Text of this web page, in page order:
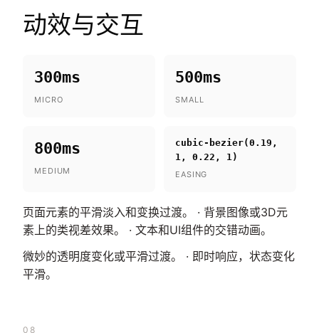
动效与交互
300ms
MICRO
500ms
SMALL
800ms
MEDIUM
cubic-bezier(0.19,
1, 0.22, 1)
EASING
页面元素的平滑淡入和变换过渡。 · 背景图像或3D元
素上的类视差效果。 · 文本和UI组件的交错动画。
微妙的透明度变化或平滑过渡。 · 即时响应，状态变化
平滑。
08